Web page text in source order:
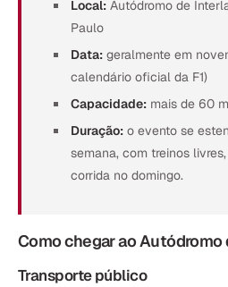
Local: Autódromo de
Paulo
Data: geralmente em
calendário oficial da F1)
Capacidade: mais de 60
Duração: o evento se
semana, com treinos
corrida no domingo.
Como chegar ao
Transporte público